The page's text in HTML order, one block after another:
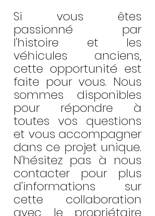
Si vous êtes
passionné par
l'histoire et les
véhicules anciens,
cette opportunité est
faite pour vous. Nous
sommes disponibles
pour répondre à
toutes vos questions
et vous accompagner
dans ce projet unique.
N'hésitez pas à nous
contacter pour plus
d'informations sur
cette collaboration
avec le propriétaire